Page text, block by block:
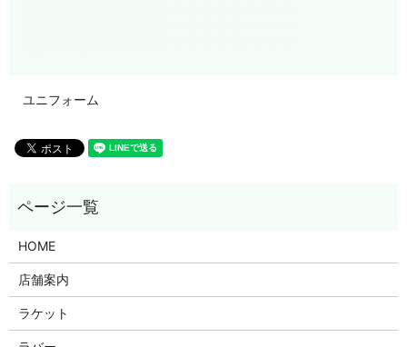
ユニフォーム
HOME
店舗案内
ラケット